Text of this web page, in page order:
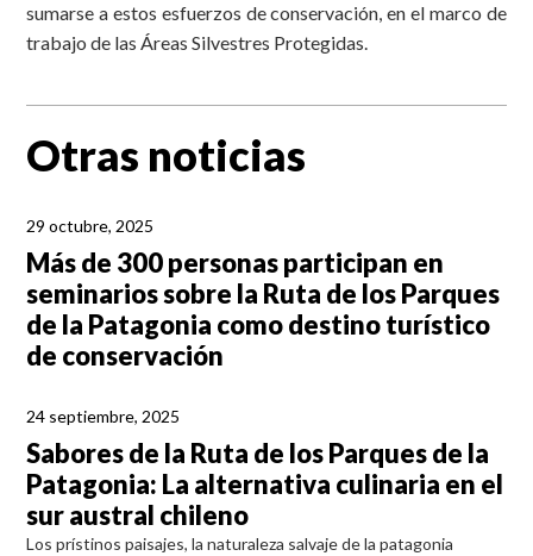
sumarse a estos esfuerzos de conservación, en el marco de
trabajo de las Áreas Silvestres Protegidas.
Otras noticias
29 octubre, 2025
Más de 300 personas participan en
seminarios sobre la Ruta de los Parques
de la Patagonia como destino turístico
de conservación
24 septiembre, 2025
Sabores de la Ruta de los Parques de la
Patagonia: La alternativa culinaria en el
sur austral chileno
Los prístinos paisajes, la naturaleza salvaje de la patagonia